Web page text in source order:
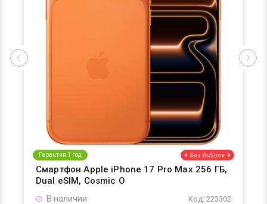
Гарантия 1 год
Смартфон Apple iPhone 17 Pro Max 256 ГБ,
Dual eSIM, Cosmic O
Код: 223302
В наличии